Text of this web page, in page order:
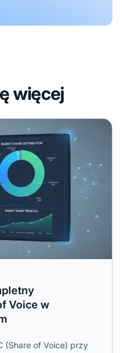
więcej
po Share of
Voice w
(Share of Voice) przy